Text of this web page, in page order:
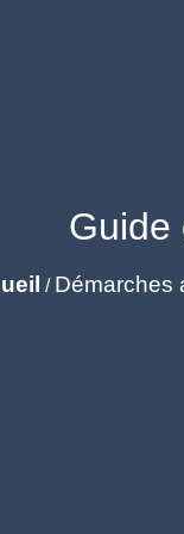
Guide
/ Démarches